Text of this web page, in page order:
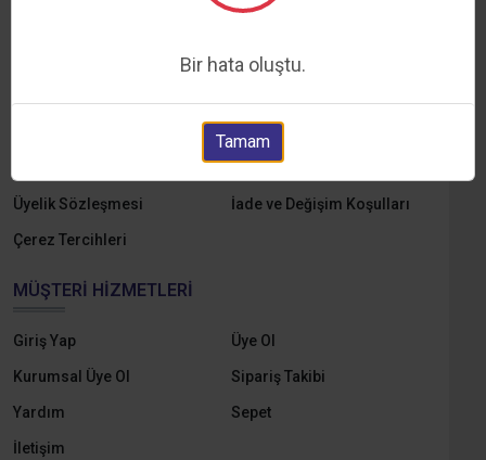
E-Katalog
Ödeme ve Teslimat
Üyelik Sözleşmesi İade ve Değişim Koşulları
Çerez Tercihleri
MÜŞTERI HIZMETLERI
Giriş Yap Üye Ol
Kurumsal Üye Ol Sipariş Takibi
Yardım Sepet
İletişim
Bir hata oluştu.
Tamam